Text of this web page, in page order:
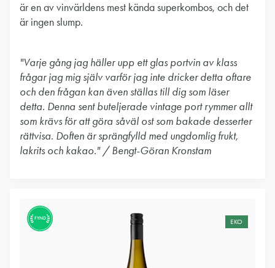
är en av vinvärldens mest kända superkombos, och det
är ingen slump.
"Varje gång jag häller upp ett glas portvin av klass
frågar jag mig själv varför jag inte dricker detta oftare
och den frågan kan även ställas till dig som läser
detta. Denna sent buteljerade vintage port rymmer allt
som krävs för att göra såväl ost som bakade desserter
rättvisa. Doften är sprängfylld med ungdomlig frukt,
lakrits och kakao." / Bengt-Göran Kronstam
FYND EKO